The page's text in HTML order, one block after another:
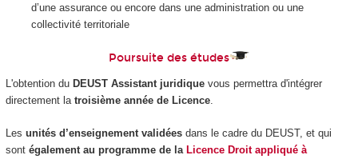
d’une assurance ou encore dans une administration ou une
collectivité territoriale
Poursuite des études
L'obtention du DEUST Assistant juridiquevous permettra d'intégrer
directement la troisième année de Licence.
Les unités d’enseignement validéesdans le cadre du DEUST, et qui
sont également au programme de la Licence Droit appliqué à